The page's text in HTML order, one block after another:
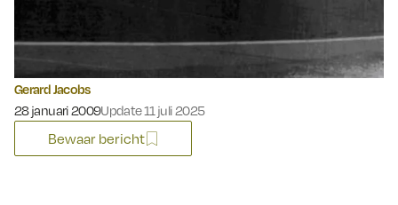
Gerard Jacobs
Gepubliceerd op:
28 januari 2009Update 11 juli 2025
Bewaar bericht